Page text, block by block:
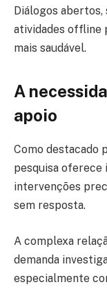
Diálogos abertos,
atividades offline
mais saudável.
A
apoio
Como destacado
pesquisa oferece
intervenções
sem resposta.
A complexa
demanda
especialmente